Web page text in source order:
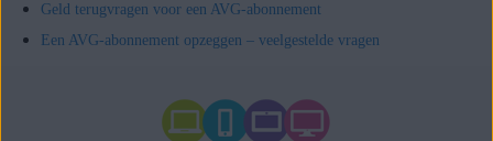
Geld terugvragen voor een AVG-abonnement
Een AVG-abonnement opzeggen – veelgestelde vragen